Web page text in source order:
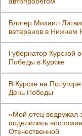
Блогер Михаил
ветеранов в Нижнем
Губернатор Курской
Победы в Курске
В Курске на
День Победы
«Мой отец водружал
поделились
Отечественной